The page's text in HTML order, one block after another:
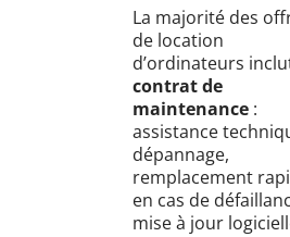
La majorité des
de location
d’ordinateurs
contrat de
maintenance :
assistance
dépannage,
remplacement
en cas de
mise à jour